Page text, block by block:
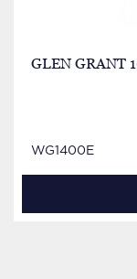
GLEN GRANT
WG1400E